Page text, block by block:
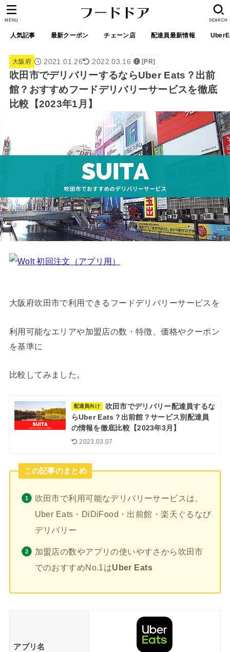
人気記事 最新クーポン チェーン店 配達員最新情報
SEARCH
MENU
大阪府 2021.01.26 2022.03.16 [PR]
吹田市でデリバリーするならUber Eats？出前
館？おすすめフードデリバリーサービスを徹底
比較【2023年1月】
大阪府吹田市で利用できるフードデリバリーサービスを
利用可能なエリアや加盟店の数・特徴、価格やクーポン
を基準に
比較してみました。
配達員向け
吹田市でデリバリー配達員するな
らUber Eats？出前館？サービス別配達員
の情報を徹底比較【2023年3月】
2023.03.07
この記事のまとめ
吹田市で利用可能なデリバリーサービスは、
Uber Eats・DiDiFood・出前館・楽天ぐるなび
デリバリー
加盟店の数やアプリの使いやすさから吹田市
でのおすすめNo.1はUber Eats
アプリ名